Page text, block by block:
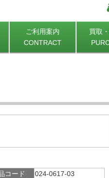
ご利用案内
CONTRACT
買取
コード
024-0617-03